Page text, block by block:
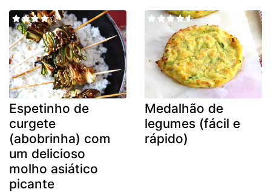
Espetinho de
curgete
(abobrinha) com
um delicioso
molho asiático
picante
Medalhão de
legumes (fácil e
rápido)